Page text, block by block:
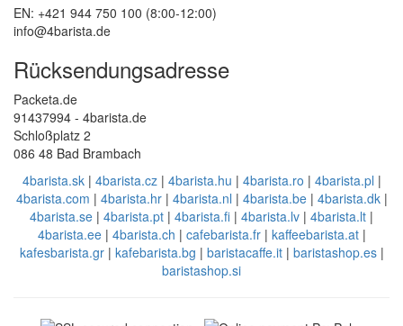
EN: +421 944 750 100 (8:00-12:00)
info@4barista.de
Rücksendungsadresse
Packeta.de
91437994 - 4barista.de
Schloßplatz 2
086 48 Bad Brambach
4barista.sk| 4barista.cz| 4barista.hu | 4barista.ro | 4barista.pl |
4barista.com | 4barista.hr| 4barista.nl | 4barista.be| 4barista.dk|
4barista.se | 4barista.pt | 4barista.fi | 4barista.lv | 4barista.lt |
4barista.ee| 4barista.ch | cafebarista.fr| kaffeebarista.at|
kafesbarista.gr| kafebarista.bg | baristacaffe.it| baristashop.es|
baristashop.si